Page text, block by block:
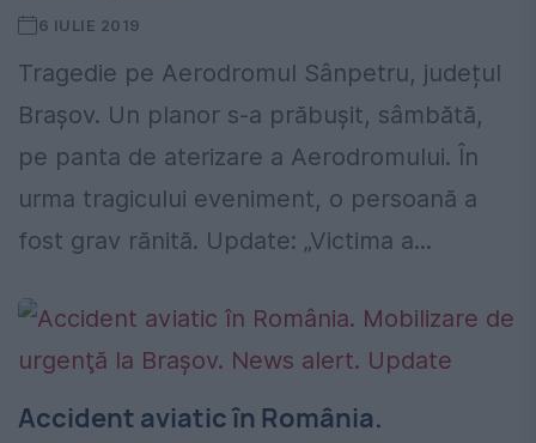
6 IULIE 2019
Tragedie pe Aerodromul Sânpetru, județul
Brașov. Un planor s-a prăbuşit, sâmbătă,
pe panta de aterizare a Aerodromului. În
urma tragicului eveniment, o persoană a
fost grav rănită. Update: „Victima a...
Accident aviatic în România.